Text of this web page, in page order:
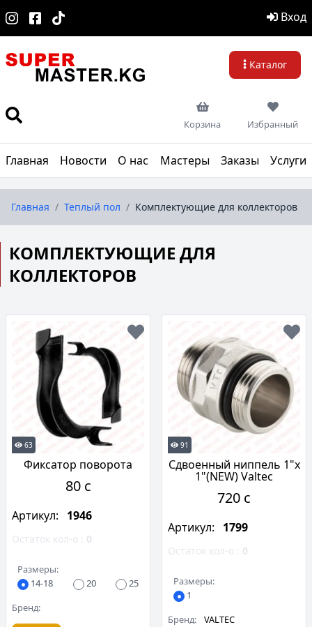
Вход
Каталог
Корзина Избранный
Главная Новости О нас Мастеры Заказы Услуги
Главная / Теплый пол / Комплектующие для коллекторов
КОМПЛЕКТУЮЩИЕ ДЛЯ
КОЛЛЕКТОРОВ
63
Фиксатор поворота
80 c
Артикул: 1946
Остаток кол-о : 0
Размеры:
14-18
20
25
Бренд:
91
Сдвоенный ниппель 1"х
1"(NEW) Valtec
720 c
Артикул: 1799
Остаток кол-о : 0
Размеры:
1
Бренд:
VALTEC